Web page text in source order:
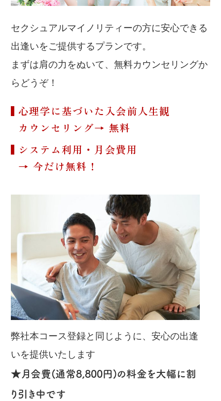
セクシュアルマイノリティーの方に安心できる
出逢いをご提供するプランです。
まずは肩の力をぬいて、無料カウンセリングか
らどうぞ！
心理学に基づいた入会前人生観
カウンセリング→ 無料
システム利用・月会費用
→ 今だけ無料！
弊社本コース登録と同じように、安心の出逢
いを提供いたします
★月会費(通常8,800円)の料金を大幅に割
り引き中です